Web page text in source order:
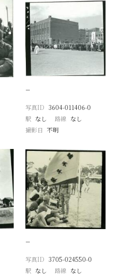
−
写真ID 3604-011406-0
駅 なし 路線 なし
撮影日 不明
−
写真ID 3705-024550-0
駅 なし 路線 なし